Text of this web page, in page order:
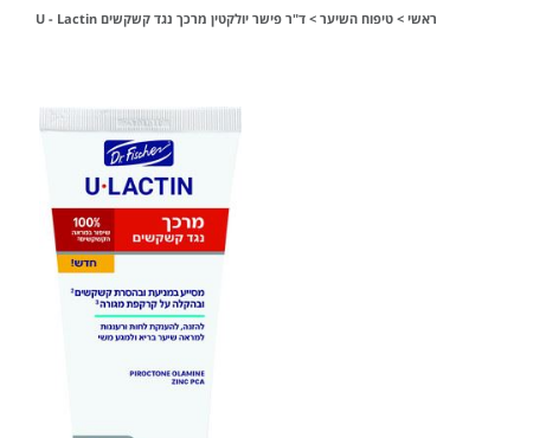
ראשי > טיפוח השיער > ד"ר פישר יולקטין מרכך נגד קשקשים U - Lactin